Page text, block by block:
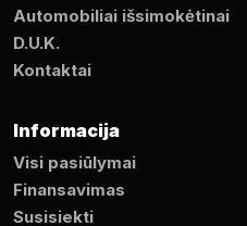
Automobiliai išsimokėtinai
D.U.K.
Kontaktai
Informacija
Visi pasiūlymai
Finansavimas
Susisiekti